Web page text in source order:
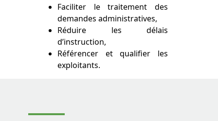
Faciliter le traitement des
demandes administratives,
Réduire les délais
d’instruction,
Référencer et qualifier les
exploitants.